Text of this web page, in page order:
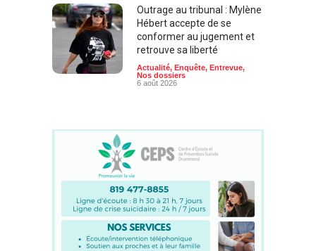
Outrage au tribunal : Mylène
Hébert accepte de se
conformer au jugement et
retrouve sa liberté
Actualité, Enquête, Entrevue,
Nos dossiers
6 août 2026